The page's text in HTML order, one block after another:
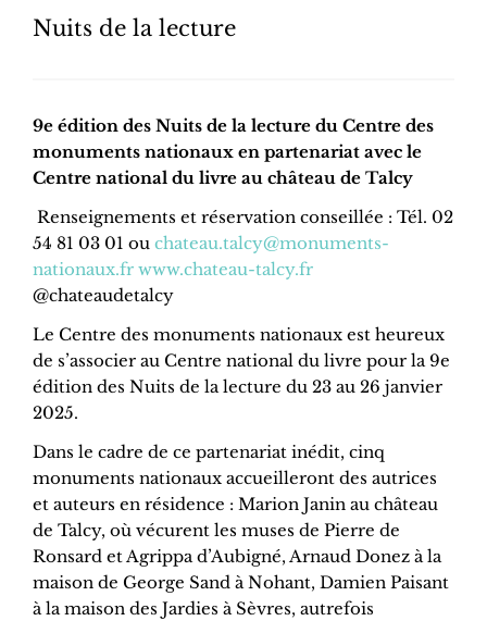
Nuits de la lecture
9e édition des Nuits de la lecture du Centre des
monuments nationaux en partenariat avec le
Centre national du livre au château de Talcy
Renseignements et réservation conseillée : Tél. 02
54 81 03 01 ou chateau.talcy@monuments-
nationaux.fr www.chateau-talcy.fr
@chateaudetalcy
Le Centre des monuments nationaux est heureux
de s’associer au Centre national du livre pour la 9e
édition des Nuits de la lecture du 23 au 26 janvier
2025.
Dans le cadre de ce partenariat inédit, cinq
monuments nationaux accueilleront des autrices
et auteurs en résidence : Marion Janin au château
de Talcy, où vécurent les muses de Pierre de
Ronsard et Agrippa d’Aubigné, Arnaud Donez à la
maison de George Sand à Nohant, Damien Paisant
à la maison des Jardies à Sèvres, autrefois